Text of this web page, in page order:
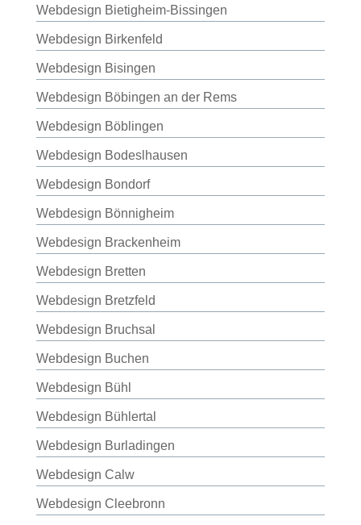
Webdesign Bietigheim-Bissingen
Webdesign Birkenfeld
Webdesign Bisingen
Webdesign Böbingen an der Rems
Webdesign Böblingen
Webdesign Bodeslhausen
Webdesign Bondorf
Webdesign Bönnigheim
Webdesign Brackenheim
Webdesign Bretten
Webdesign Bretzfeld
Webdesign Bruchsal
Webdesign Buchen
Webdesign Bühl
Webdesign Bühlertal
Webdesign Burladingen
Webdesign Calw
Webdesign Cleebronn